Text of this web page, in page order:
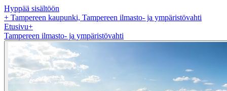
Hyppää sisältöön
+ Tampereen kaupunki, Tampereen ilmasto- ja ympäristövahti
Etusivu+
Tampereen ilmasto- ja ympäristövahti